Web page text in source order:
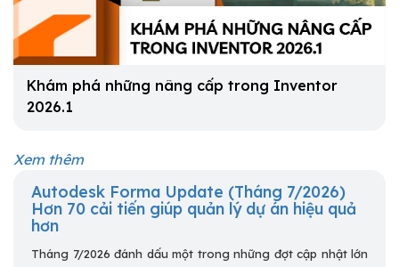
Khám phá những nâng cấp trong Inventor
2026.1
Xem thêm
Autodesk Forma Update (Tháng 7/2026)
Hơn 70 cải tiến giúp quản lý dự án hiệu quả
hơn
Tháng 7/2026 đánh dấu một trong những đợt cập nhật lớn